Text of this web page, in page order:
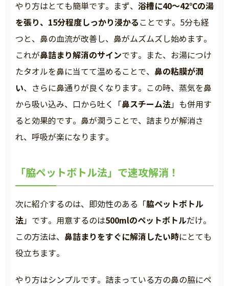
やり方はとても簡単です。まず、 浴槽に40～42℃の湯
を張り、15分程度しっかり浸かる ことです。5分も経
つと、鼻の血流が改善し、鼻がムズムズし始めます。
これが鼻詰まり解消のサインです。また、お湯につけ
たタオルを鼻に当てて温めることで、 鼻の粘膜が潤
い、さらに鼻通りが良くなります。この時、蒸気を鼻
から吸い込み、口から吐く「鼻スチーム法 」も併用す
ると効果的です。鼻が潤うことで、詰まりが解消さ
れ、呼吸が楽になります。
「脇ペットボトル法」で速攻解消！
次に紹介するのは、即効性のある「脇ペットボトル
法 」です。用意するのは500mlのペットボトルだけ。
この方法は、 鼻詰まりをすぐに解消したい時にとても
役立ちます。
やり方はシンプルです。詰まっている方の鼻の脇にペ